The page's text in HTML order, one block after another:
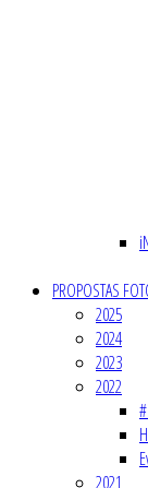
PROPOSTAS
2025
2024
2023
2022
2021